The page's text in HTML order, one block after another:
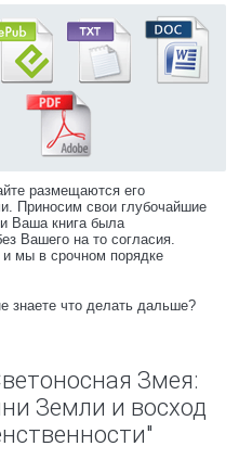
размещаются его
Приносим свои глубочайшие
Ваша книга была
Вашего на то согласия.
и мы в срочном порядке
знаете что делать дальше?
Змея:
Земли и восход